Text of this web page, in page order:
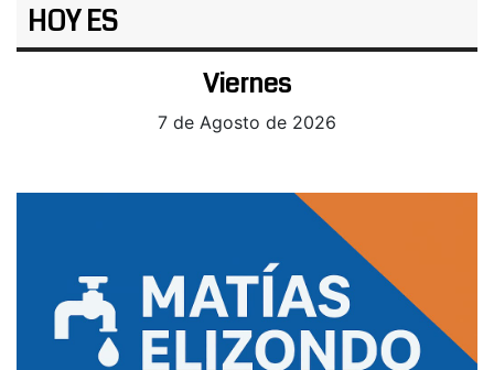
HOY ES
Viernes
7 de Agosto de 2026